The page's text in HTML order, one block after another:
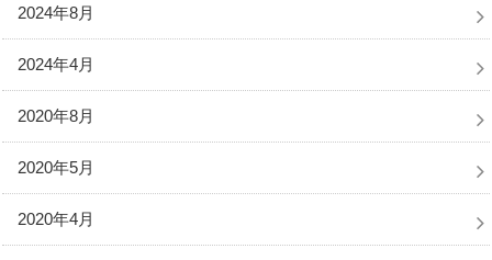
2024年8月
2024年4月
2020年8月
2020年5月
2020年4月